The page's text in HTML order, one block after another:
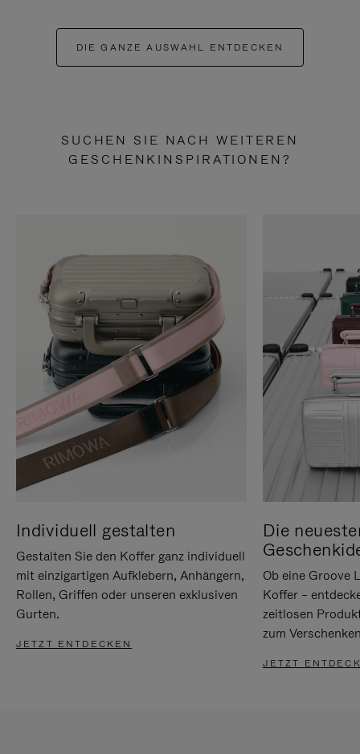
DIE GANZE AUSWAHL ENTDECKEN
SUCHEN SIE NACH WEITEREN
GESCHENKINSPIRATIONEN?
Individuell gestalten
Gestalten Sie den Koffer ganz individuell
mit einzigartigen Aufklebern, Anhängern,
Rollen, Griffen oder unseren exklusiven
Gurten.
JETZT ENTDECKEN
Die
Ob eine Groove
Koffer –
zeitlosen
zum
JETZT